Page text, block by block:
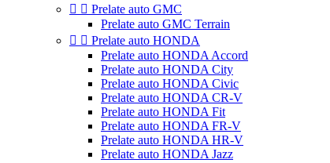
  Prelate auto GMC
Prelate auto GMC Terrain
  Prelate auto HONDA
Prelate auto HONDA Accord
Prelate auto HONDA City
Prelate auto HONDA Civic
Prelate auto HONDA CR-V
Prelate auto HONDA Fit
Prelate auto HONDA FR-V
Prelate auto HONDA HR-V
Prelate auto HONDA Jazz